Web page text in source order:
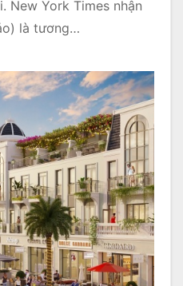
New York Times nhận
là tương…